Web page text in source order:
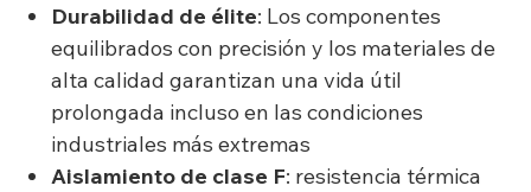
Durabilidad de élite: Los componentes
equilibrados con precisión y los materiales de
alta calidad garantizan una vida útil
prolongada incluso en las condiciones
industriales más extremas
Aislamiento de clase F: resistencia térmica